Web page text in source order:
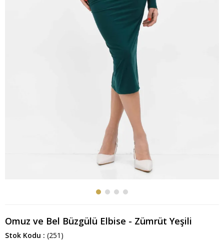
Omuz ve Bel Büzgülü Elbise - Zümrüt Yeşili
Stok Kodu (251)